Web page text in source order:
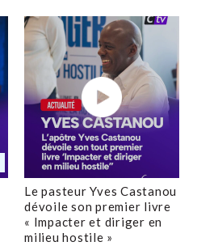
Le pasteur Yves Castanou
dévoile son premier livre
« Impacter et diriger en
milieu hostile »